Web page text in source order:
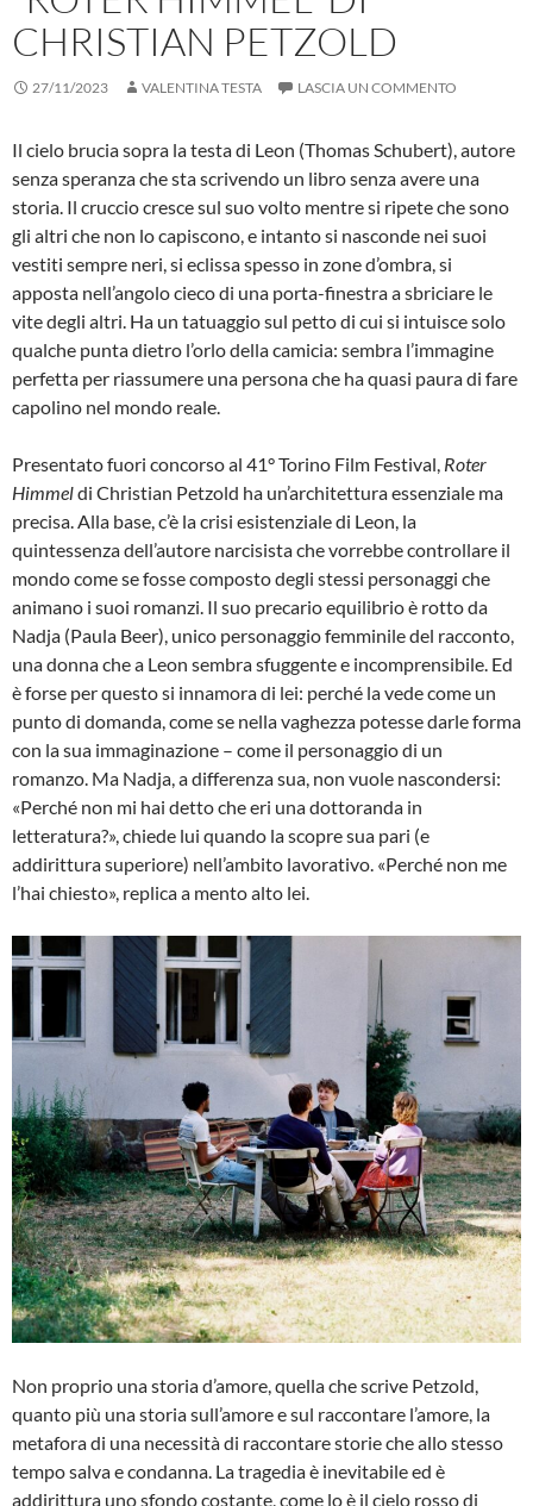
CHRISTIAN PETZOLD
27/11/2023 VALENTINA TESTA LASCIA UN COMMENTO
Il cielo brucia sopra la testa di Leon (Thomas Schubert), autore
senza speranza che sta scrivendo un libro senza avere una
storia. Il cruccio cresce sul suo volto mentre si ripete che sono
gli altri che non lo capiscono, e intanto si nasconde nei suoi
vestiti sempre neri, si eclissa spesso in zone d’ombra, si
apposta nell’angolo cieco di una porta-finestra a sbriciare le
vite degli altri. Ha un tatuaggio sul petto di cui si intuisce solo
qualche punta dietro l’orlo della camicia: sembra l’immagine
perfetta per riassumere una persona che ha quasi paura di fare
capolino nel mondo reale.
Presentato fuori concorso al 41° Torino Film Festival, Roter
Himmeldi Christian Petzold ha un’architettura essenziale ma
precisa. Alla base, c’è la crisi esistenziale di Leon, la
quintessenza dell’autore narcisista che vorrebbe controllare il
mondo come se fosse composto degli stessi personaggi che
animano i suoi romanzi. Il suo precario equilibrio è rotto da
Nadja (Paula Beer), unico personaggio femminile del racconto,
una donna che a Leon sembra sfuggente e incomprensibile. Ed
è forse per questo si innamora di lei: perché la vede come un
punto di domanda, come se nella vaghezza potesse darle forma
con la sua immaginazione – come il personaggio di un
romanzo. Ma Nadja, a differenza sua, non vuole nascondersi:
«Perché non mi hai detto che eri una dottoranda in
letteratura?», chiede lui quando la scopre sua pari (e
addirittura superiore) nell’ambito lavorativo. «Perché non me
l’hai chiesto», replica a mento alto lei.
Non proprio una storia d’amore, quella che scrive Petzold,
quanto più una storia sull’amore e sul raccontare l’amore, la
metafora di una necessità di raccontare storie che allo stesso
tempo salva e condanna. La tragedia è inevitabile ed è
addirittura uno sfondo costante, come lo è il cielo rosso di